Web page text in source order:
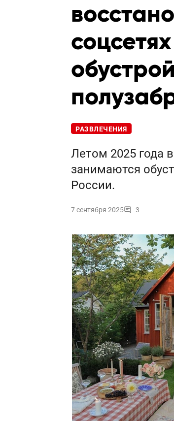
РАЗВЛЕЧЕНИЯ
Летом 2025 года
занимаются
России.
7 сентября 2025 3